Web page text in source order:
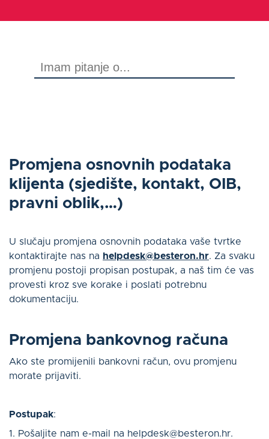
ZANIMA ME
Hrvatski
Prijaviti se
Upute
Promjena osnovnih podataka
klijenta (sjedište, kontakt, OIB,
pravni oblik,…)
U slučaju promjena osnovnih podataka vaše tvrtke
kontaktirajte nas na helpdesk@besteron.hr. Za svaku
promjenu postoji propisan postupak, a naš tim će vas
provesti kroz sve korake i poslati potrebnu
dokumentaciju.
Promjena bankovnog računa
Ako ste promijenili bankovni račun, ovu promjenu
morate prijaviti.
Postupak:
1. Pošaljite nam e-mail na helpdesk@besteron.hr.